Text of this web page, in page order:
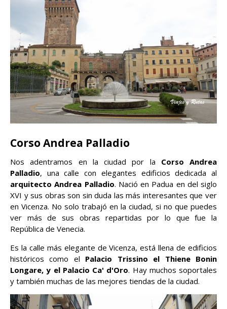
Corso Andrea Palladio
Nos adentramos en la ciudad por la Corso Andrea
Palladio, una calle con elegantes edificios dedicada al
arquitecto Andrea Palladio. Nació en Padua en del siglo
XVI y sus obras son sin duda las más interesantes que ver
en Vicenza. No solo trabajó en la ciudad, si no que puedes
ver más de sus obras repartidas por lo que fue la
República de Venecia.
Es la calle más elegante de Vicenza, está llena de edificios
históricos como el Palacio Trissino el Thiene Bonin
Longare, y el Palacio Ca' d'Oro. Hay muchos soportales
y también muchas de las mejores tiendas de la ciudad.